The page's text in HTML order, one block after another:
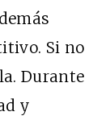
Si no
Durante
y